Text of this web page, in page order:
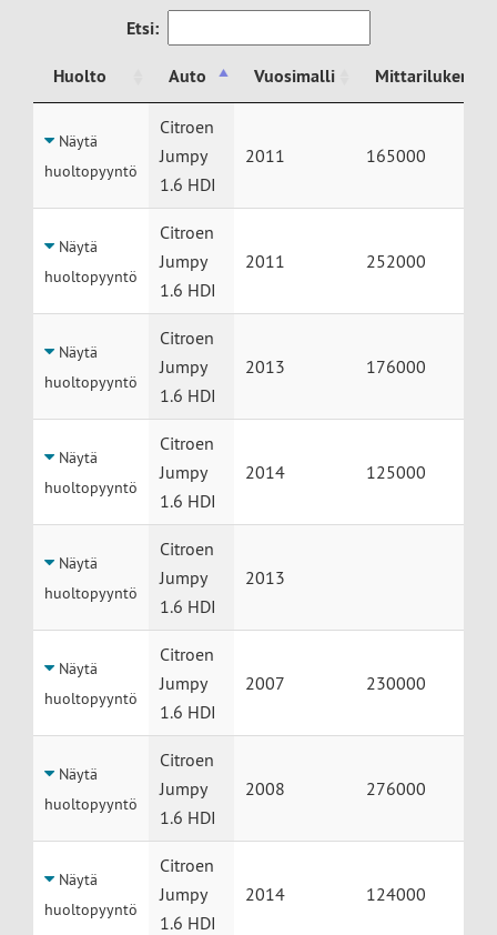
Etsi:
Huolto Auto Vuosimalli
Mittarilukema
Auto
Näytä
huoltopyyntö
Citroen
Jumpy
1.6 HDI
2011 165000
Näytä
huoltopyyntö
Citroen
Jumpy
1.6 HDI
2011 252000
Näytä
huoltopyyntö
Citroen
Jumpy
1.6 HDI
2013 176000
Näytä
huoltopyyntö
Citroen
Jumpy
1.6 HDI
2014 125000
Näytä
huoltopyyntö
Citroen
Jumpy
1.6 HDI
2013
Näytä
huoltopyyntö
Citroen
Jumpy
1.6 HDI
2007 230000
Näytä
huoltopyyntö
Citroen
Jumpy
1.6 HDI
2008 276000
Näytä
huoltopyyntö
Citroen
Jumpy
1.6 HDI
2014 124000